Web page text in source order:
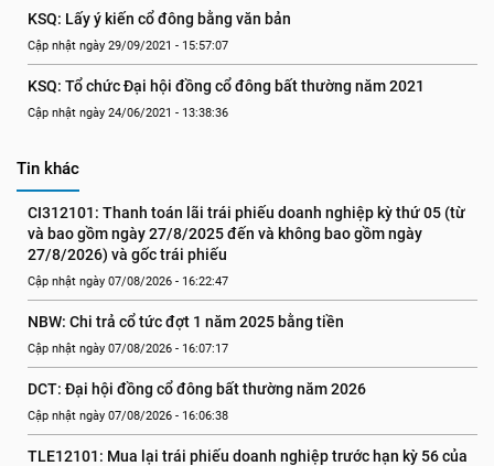
KSQ: Lấy ý kiến cổ đông bằng văn bản
Cập nhật ngày 29/09/2021 - 15:57:07
KSQ: Tổ chức Đại hội đồng cổ đông bất thường năm 2021
Cập nhật ngày 24/06/2021 - 13:38:36
Tin khác
CI312101: Thanh toán lãi trái phiếu doanh nghiệp kỳ thứ 05 (từ
và bao gồm ngày 27/8/2025 đến và không bao gồm ngày
27/8/2026) và gốc trái phiếu
Cập nhật ngày 07/08/2026 - 16:22:47
NBW: Chi trả cổ tức đợt 1 năm 2025 bằng tiền
Cập nhật ngày 07/08/2026 - 16:07:17
DCT: Đại hội đồng cổ đông bất thường năm 2026
Cập nhật ngày 07/08/2026 - 16:06:38
TLE12101: Mua lại trái phiếu doanh nghiệp trước hạn kỳ 56 của